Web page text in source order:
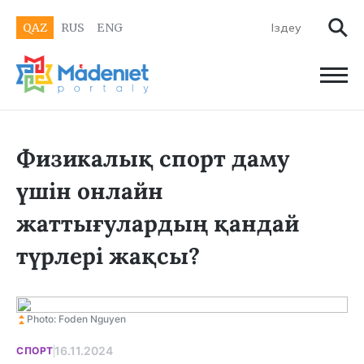
QAZ RUS ENG
Физикалық спорт даму
үшін онлайн
жаттығулардың қандай
түрлері жақсы?
Photo: Foden Nguyen
СПОРТ 16.11.2024